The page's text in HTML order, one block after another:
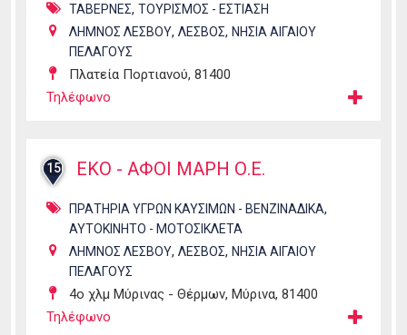
ΤΑΒΕΡΝΕΣ, ΤΟΥΡΙΣΜΟΣ - ΕΣΤΙΑΣΗ
ΛΗΜΝΟΣ ΛΕΣΒΟΥ, ΛΕΣΒΟΣ, ΝΗΣΙΑ ΑΙΓΑΙΟΥ
ΠΕΛΑΓΟΥΣ
Πλατεία Πορτιανού, 81400
Τηλέφωνο
15 ΕΚΟ - ΑΦΟΙ ΜΑΡΗ Ο.Ε.
ΠΡΑΤΗΡΙΑ ΥΓΡΩΝ ΚΑΥΣΙΜΩΝ - ΒΕΝΖΙΝΑΔΙΚΑ,
ΑΥΤΟΚΙΝΗΤΟ - ΜΟΤΟΣΙΚΛΕΤΑ
ΛΗΜΝΟΣ ΛΕΣΒΟΥ, ΛΕΣΒΟΣ, ΝΗΣΙΑ ΑΙΓΑΙΟΥ
ΠΕΛΑΓΟΥΣ
4ο χλμ Μύρινας - Θέρμων, Μύρινα, 81400
Τηλέφωνο